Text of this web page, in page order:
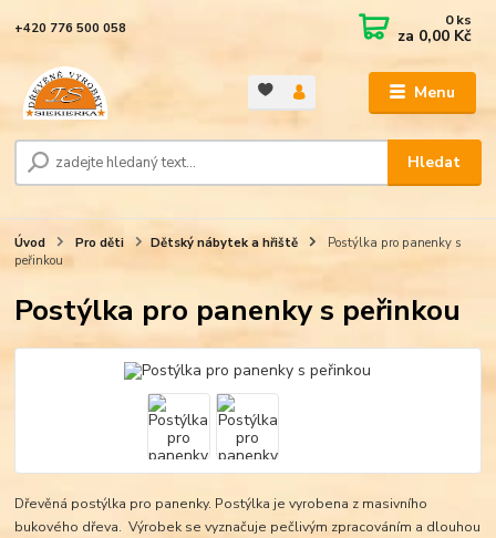
Menu
Hledat
+420 776 500 058 0ks
za 0,00 Kč
Úvod Pro děti Dětský nábytek a hřiště
Postýlka pro panenky s
peřinkou
Postýlka pro panenky s peřinkou
Dřevěná postýlka pro panenky. Postýlka je vyrobena z masivního
bukového dřeva. Výrobek se vyznačuje pečlivým zpracováním a dlouhou